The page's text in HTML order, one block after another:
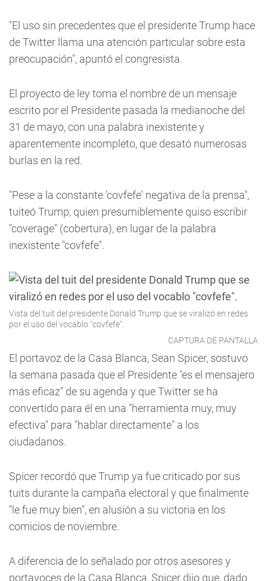
"El uso sin precedentes que el presidente Trump hace
de Twitter llama una atención particular sobre esta
preocupación", apuntó el congresista.
El proyecto de ley toma el nombre de un mensaje
escrito por el Presidente pasada la medianoche del
31 de mayo, con una palabra inexistente y
aparentemente incompleto, que desató numerosas
burlas en la red.
"Pese a la constante 'covfefe' negativa de la prensa",
tuiteó Trump, quien presumiblemente quiso escribir
"coverage" (cobertura), en lugar de la palabra
inexistente "covfefe".
Vista del tuit del presidente Donald Trump que se viralizó en redes
por el uso del vocablo "covfefe".
CAPTURA DE PANTALLA
El portavoz de la Casa Blanca, Sean Spicer, sostuvo
la semana pasada que el Presidente "es el mensajero
más eficaz" de su agenda y que Twitter se ha
convertido para él en una "herramienta muy, muy
efectiva" para "hablar directamente" a los
ciudadanos.
Spicer recordó que Trump ya fue criticado por sus
tuits durante la campaña electoral y que finalmente
"le fue muy bien", en alusión a su victoria en los
comicios de noviembre.
A diferencia de lo señalado por otros asesores y
portavoces de la Casa Blanca, Spicer dijo que, dado